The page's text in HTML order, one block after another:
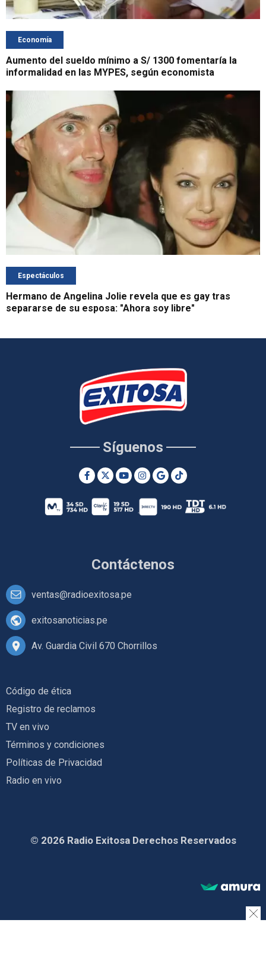
Economía
Aumento del sueldo mínimo a S/ 1300 fomentaría la
informalidad en las MYPES, según economista
Espectáculos
Hermano de Angelina Jolie revela que es gay tras
separarse de su esposa: "Ahora soy libre"
Contáctenos
ventas@radioexitosa.pe
exitosanoticias.pe
Av. Guardia Civil 670 Chorrillos
Síguenos
Código de ética
Registro de reclamos
TV en vivo
Términos y condiciones
Políticas de Privacidad
Radio en vivo
© 2026 Radio Exitosa Derechos Reservados